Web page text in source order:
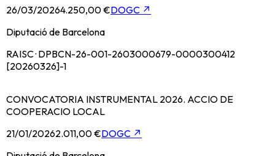
26/03/20264.250,00 €DOGC ↗
Diputació de Barcelona
RAISC · DPBCN-26-001-2603000679-0000300412
[20260326]-1
CONVOCATORIA INSTRUMENTAL 2026. ACCIO DE
COOPERACIO LOCAL
21/01/20262.011,00 €DOGC ↗